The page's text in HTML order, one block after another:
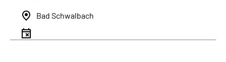
Bad Schwalbach